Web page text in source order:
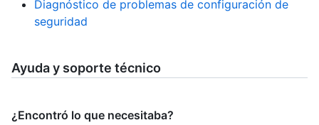
Diagnóstico de problemas de configuración de
seguridad
Ayuda y soporte técnico
¿Encontró lo que necesitaba?